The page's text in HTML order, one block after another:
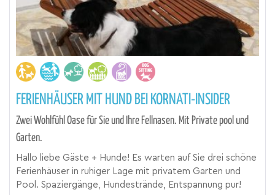
FERIENHÄUSER MIT HUND BEI KORNATI-INSIDER
Zwei Wohlfühl Oase für Sie und Ihre Fellnasen. Mit Private pool und
Garten.
Hallo liebe Gäste + Hunde! Es warten auf Sie drei schöne
Ferienhäuser in ruhiger Lage mit privatem Garten und
Pool. Spaziergänge, Hundestrände, Entspannung pur!